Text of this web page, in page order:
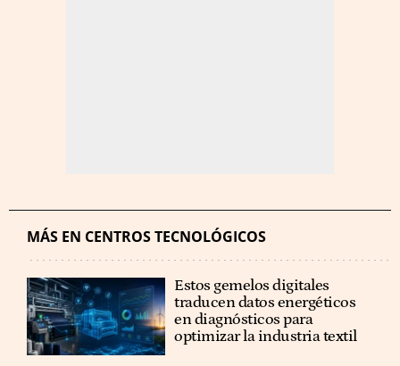
MÁS EN CENTROS TECNOLÓGICOS
Estos gemelos digitales
traducen datos energéticos
en diagnósticos para
optimizar la industria textil